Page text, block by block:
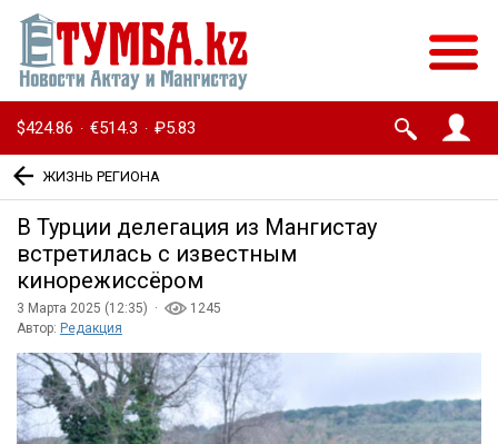
$424.86 · €514.3 · ₽5.83
ЖИЗНЬ РЕГИОНА
В Турции делегация из Мангистау
встретилась с известным
кинорежиссёром
3 Марта 2025 (12:35) ·
1245
Автор: Редакция